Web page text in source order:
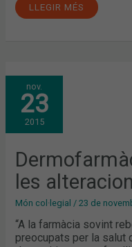
LLEGIR MÉS
nov.
23
2015
les
Món col·legial /23 de
“A la farmàcia sovint
preocupats per la salut
DERMOFARMÀCIA:
ELS
CABELLS
I
LES
ALTERACIONS
CAPIL·LARS